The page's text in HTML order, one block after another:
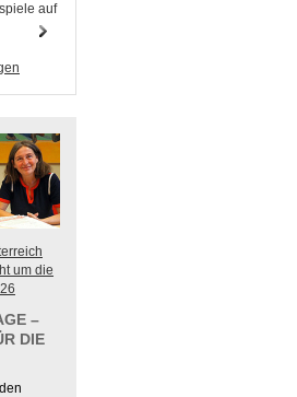
auf
um die
–
DIE